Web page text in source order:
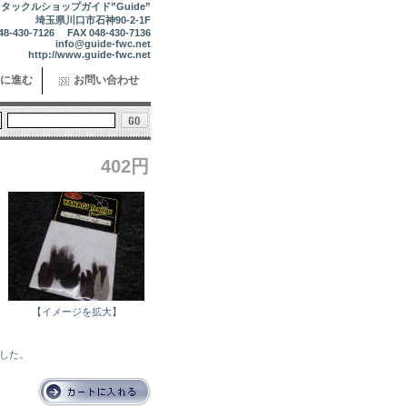
タックルショップガイド”Guide”
埼玉県川口市石神90-2-1F
430-7126 FAX 048-430-7136
info@guide-fwc.net
http://www.guide-fwc.net
進む お問い合わせ
402円
【イメージを拡大】
た。